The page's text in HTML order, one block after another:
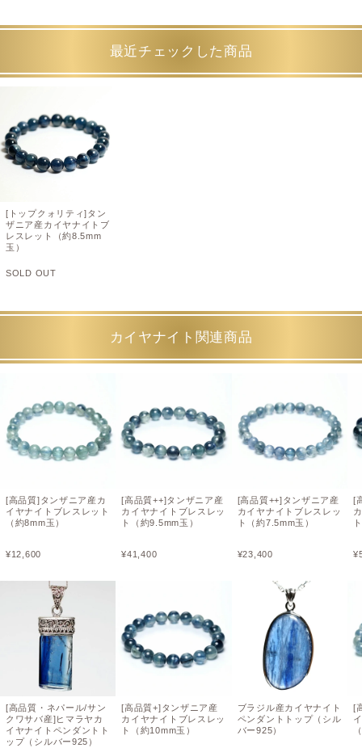
最近チェックした商品
[トップクォリティ]タン
ザニア産カイヤナイトブ
レスレット（約8.5mm
玉）
SOLD OUT
カイヤナイト関連商品
[高品質]タンザニア産カ
イヤナイトブレスレット
（約8mm玉）
¥12,600
[高品質・ネパール/サン
クワサバ産]ヒマラヤカ
イヤナイトペンダントト
ップ（シルバー925）
[高品質++]タンザニア産
カイヤナイトブレスレッ
ト（約9.5mm玉）
¥41,400
[高品質+]タンザニア産
カイヤナイトブレスレッ
ト（約10mm玉）
[高品質++]タンザニア産
カイヤナイトブレスレッ
ト（約7.5mm玉）
¥23,400
ブラジル産カイヤナイト
ペンダントトップ（シル
バー925）
[
¥
[